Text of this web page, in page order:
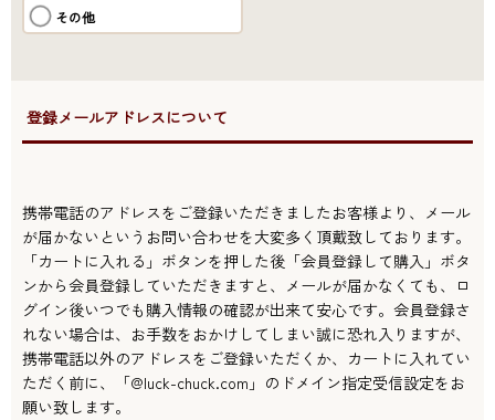
その他
携帯電話のアドレスをご登録いただきましたお客様より、メール
が届かないというお問い合わせを大変多く頂戴致しております。
「カートに入れる」ボタンを押した後「会員登録して購入」ボタ
ンから会員登録していただきますと、メールが届かなくても、ロ
グイン後いつでも購入情報の確認が出来て安心です。会員登録さ
れない場合は、お手数をおかけしてしまい誠に恐れ入りますが、
携帯電話以外のアドレスをご登録いただくか、カートに入れてい
ただく前に、「@luck-chuck.com」のドメイン指定受信設定をお
願い致します。
●登録メールアドレスについて